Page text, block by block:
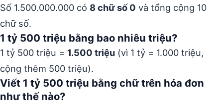
Số 1.500.000.000 có 8 chữ số 0 và tổng cộng 10
chữ số.
1 tỷ 500 triệu bằng bao nhiêu triệu?
1 tỷ 500 triệu = 1.500 triệu (vì 1 tỷ = 1.000 triệu,
cộng thêm 500 triệu).
Viết 1 tỷ 500 triệu bằng chữ trên hóa đơn
như thế nào?